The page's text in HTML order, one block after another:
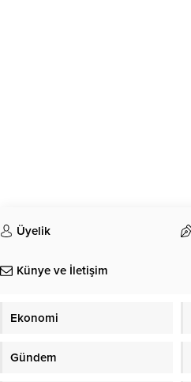
Üyelik
Künye ve İletişim
Ekonomi
Gündem